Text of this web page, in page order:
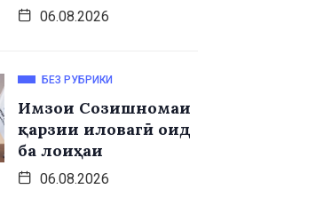
06.08.2026
БЕЗ РУБРИКИ
Имзои Созишномаи
қарзии иловагӣ оид
ба лоиҳаи
06.08.2026